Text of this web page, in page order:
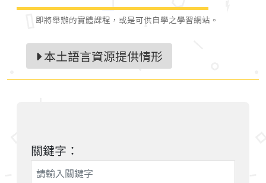
即將舉辦的實體課程，或是可供自學之學習網站。
本土語言資源提供情形
關鍵字：